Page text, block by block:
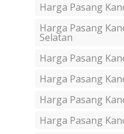
Harga Pasang
Harga Pasang
Selatan
Harga Pasang
Harga Pasang
Harga Pasang
Harga Pasang